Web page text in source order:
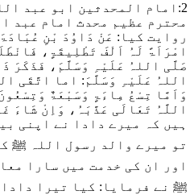
2:امام المحدثین ابو عبد
محترم عظیم محدث امام عبد
روایت کیا: عَنْ دَاوُدَ بْنِ
امْرَاَۃً لَہُ اَلْفَ تَطْلِیقَۃٍ،
صَلَّی اللہُ عَلَیْہِ وَسَلَّمَ، فَذَکَرَ
اللہُ عَلَیْہِ وَسَلَّمَ: اما اتَّقَی
وَاَمَّا تِسْعُ مِاءَۃٍ وَسَبْعَۃٌ
اللَّہُ تَعَالَی عَذَّبَہُ، وَاِنْ شَاءَ
ہیں کہ میرے دادا نے اپنی
تو میرے والد رسول اللہ ﷺ
اور ان کی خدمت میں سارا
ﷺ نے فرمایا: کیا تیرا